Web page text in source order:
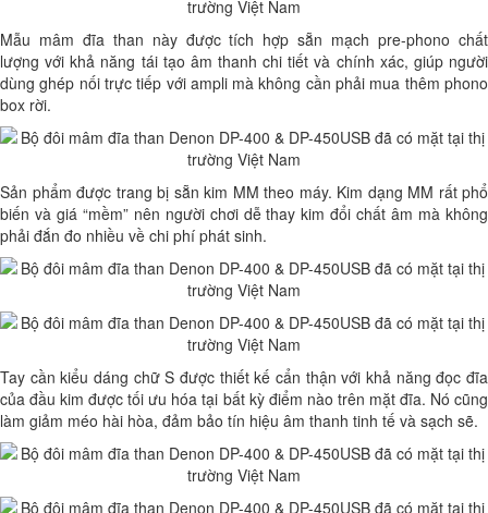
Mẫu mâm đĩa than này được tích hợp sẵn mạch pre-phono chất
lượng với khả năng tái tạo âm thanh chi tiết và chính xác, giúp người
dùng ghép nối trực tiếp với ampli mà không cần phải mua thêm phono
box rời.
Sản phẩm được trang bị sẵn kim MM theo máy. Kim dạng MM rất phổ
biến và giá “mềm” nên người chơi dễ thay kim đổi chất âm mà không
phải đắn đo nhiều về chi phí phát sinh.
Tay cần kiểu dáng chữ S được thiết kế cẩn thận với khả năng đọc đĩa
của đầu kim được tối ưu hóa tại bất kỳ điểm nào trên mặt đĩa. Nó cũng
làm giảm méo hài hòa, đảm bảo tín hiệu âm thanh tinh tế và sạch sẽ.